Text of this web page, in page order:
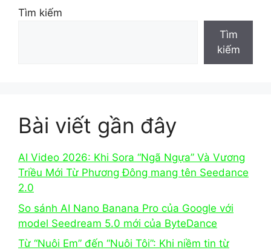
Tìm kiếm
Tìm
kiếm
Bài viết gần đây
AI Video 2026: Khi Sora “Ngã Ngựa” Và Vương
Triều Mới Từ Phương Đông mang tên Seedance
2.0
So sánh AI Nano Banana Pro của Google với
model Seedream 5.0 mới của ByteDance
Từ “Nuôi Em” đến “Nuôi Tôi”: Khi niềm tin từ